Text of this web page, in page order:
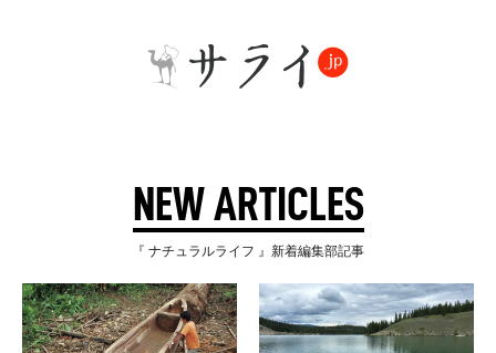
NEW ARTICLES
『 ナチュラルライフ 』新着編集部記事